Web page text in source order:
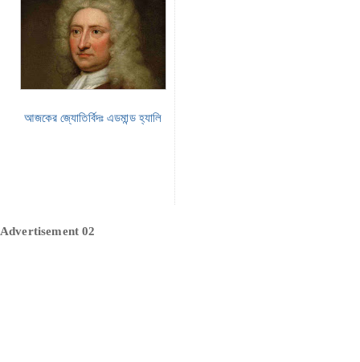
আজকের জ্যোতির্বিদঃ এডমান্ড হ্যালি
Advertisement 02